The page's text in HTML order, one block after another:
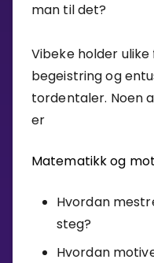
Velg læreplan
Logg inn
man til det?
Vibeke holder
begeistring og
tordentaler. Noen
er
Matematikk og
Hvordan
steg?
Hvordan